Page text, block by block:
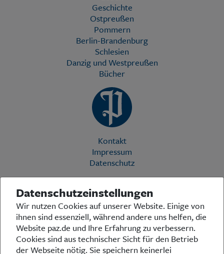
Geschichte
Ostpreußen
Pommern
Berlin-Brandenburg
Schlesien
Danzig und Westpreußen
Bücher
Kontakt
Impressum
Datenschutz
Die Preußische Allgemeine Zeitung (PAZ) ist eine einzigartige Stimme
in der deutschen Medienlandschaft. Woche für Woche berichtet sie
über das aktuelle Zeitgeschehen in Politik, Kultur und Wirtschaft und
bezieht zu den grundlegenden Entwicklungen unserer Gesellschaft
Stellung. In ihrer Arbeit fühlt sich die Redaktion dem traditionellen
preußischen Wertekanon verpflichtet: Das alte Preußen stand und
Datenschutzeinstellungen
Wir nutzen Cookies auf unserer Website. Einige von
ihnen sind essenziell, während andere uns helfen, die
Website paz.de und Ihre Erfahrung zu verbessern.
Cookies sind aus technischer Sicht für den Betrieb
der Webseite nötig. Sie speichern keinerlei